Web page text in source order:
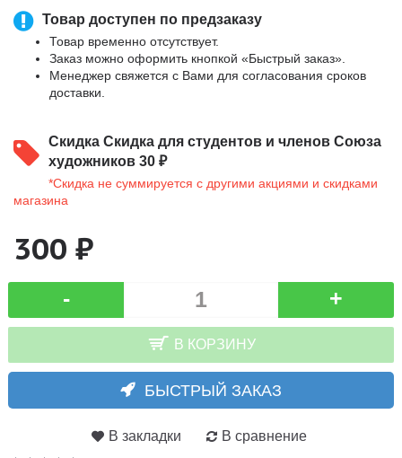
Товар доступен по предзаказу
Товар временно отсутствует.
Заказ можно оформить кнопкой «Быстрый заказ».
Менеджер свяжется с Вами для согласования сроков
доставки.
Скидка Скидка для студентов и членов Союза
художников 30 ₽
*Скидка не суммируется с другими акциями и скидками
магазина
300 ₽
- +
В КОРЗИНУ
БЫСТРЫЙ ЗАКАЗ
В закладки В сравнение